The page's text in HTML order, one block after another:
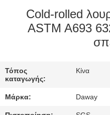
ΓΎΡΟΣ
ΕΡΓΟΣΤΑΣΊΩΝ
ΈΛΕΓΧΟΣ
ΜΑΣ
Cold-rolled
ASTM A693
Τόπος
καταγωγής:
Κίνα
Μάρκα: Daway